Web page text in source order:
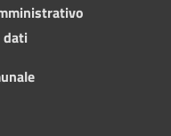
dati